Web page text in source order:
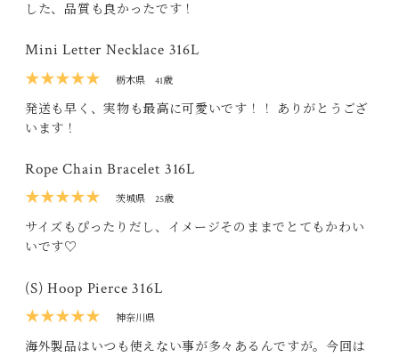
した、品質も良かったです！
Mini Letter Necklace 316L
★★★★★
栃木県 41歳
発送も早く、実物も最高に可愛いです！！ ありがとうござ
います！
Rope Chain Bracelet 316L
★★★★★
茨城県 25歳
サイズもぴったりだし、イメージそのままでとてもかわい
いです♡
(S) Hoop Pierce 316L
★★★★★
神奈川県
海外製品はいつも使えない事が多々あるんですが。今回は